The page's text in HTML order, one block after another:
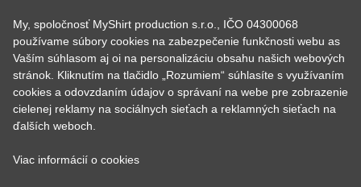
Podmienky použitia webu
O cookie
KONTAKTY
KATEGÓRIE
Tipy na darčeky
My, spoločnosť MyShirt production s.r.o., IČO 04300068
používame súbory cookies na zabezpečenie funkčnosti webu as
Vaším súhlasom aj oi na personalizáciu obsahu našich webových
stránok. Kliknutím na tlačidlo „Rozumiem“ súhlasíte s využívaním
cookies a odovzdaním údajov o správaní na webe pre zobrazenie
cielenej reklamy na sociálnych sieťach a reklamných sieťach na
ďalších weboch.
Viac informácií o cookies